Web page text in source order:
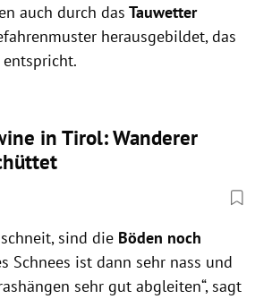
auch durch das Tauwetter
herausgebildet, das
in Tirol: Wanderer
sind die Böden noch
Schnees ist dann sehr nass und
sehr gut abgleiten“, sagt